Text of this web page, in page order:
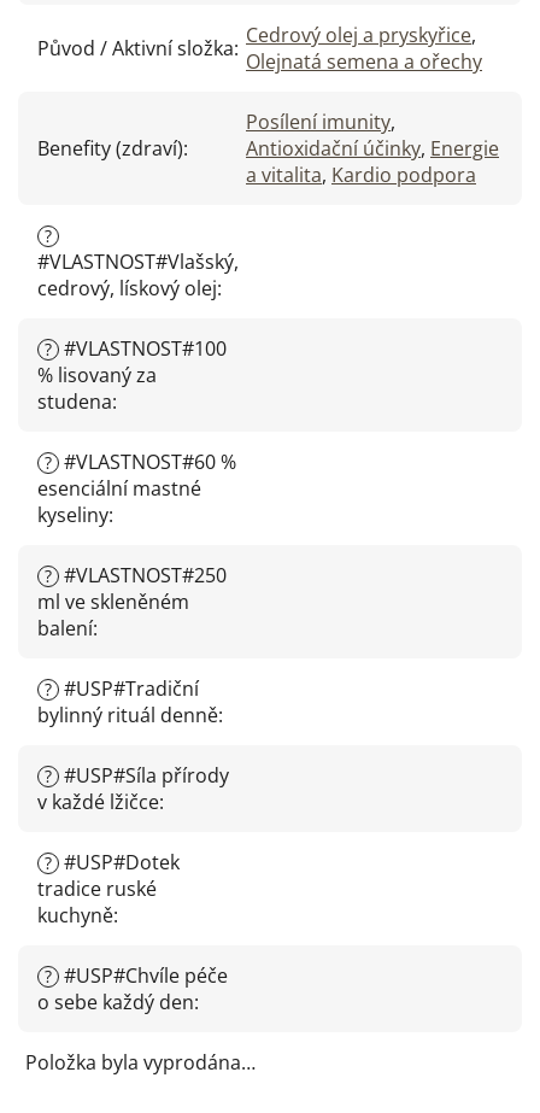
Původ / Aktivní složka: Cedrový olej a pryskyřice,
Olejnatá semena a ořechy
Benefity (zdraví):
Posílení imunity,
Antioxidační účinky, Energie
a vitalita, Kardio podpora
?
#VLASTNOST#Vlašský,
cedrový, lískový olej:
? #VLASTNOST#100
% lisovaný za
studena:
? #VLASTNOST#60 %
esenciální mastné
kyseliny:
? #VLASTNOST#250
ml ve skleněném
balení:
? #USP#Tradiční
bylinný rituál denně:
? #USP#Síla přírody
v každé lžičce:
? #USP#Dotek
tradice ruské
kuchyně:
? #USP#Chvíle péče
o sebe každý den:
Položka byla vyprodána…